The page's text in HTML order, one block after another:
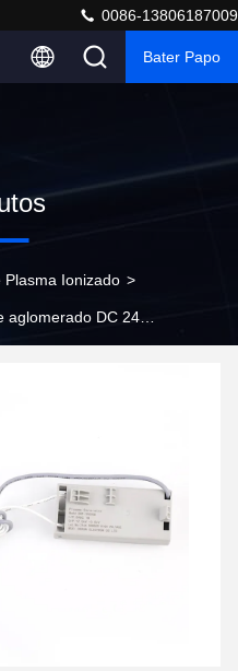
0086-13806187009
Bater Papo
Plasma Ionizado >
DC 24V